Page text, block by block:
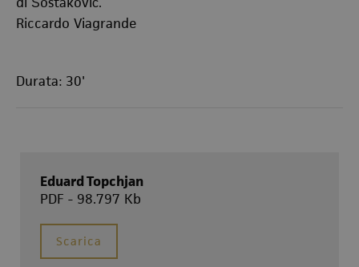
Riccardo Viagrande
Durata: 30'
Eduard Topchjan
PDF - 98.797 Kb
Scarica